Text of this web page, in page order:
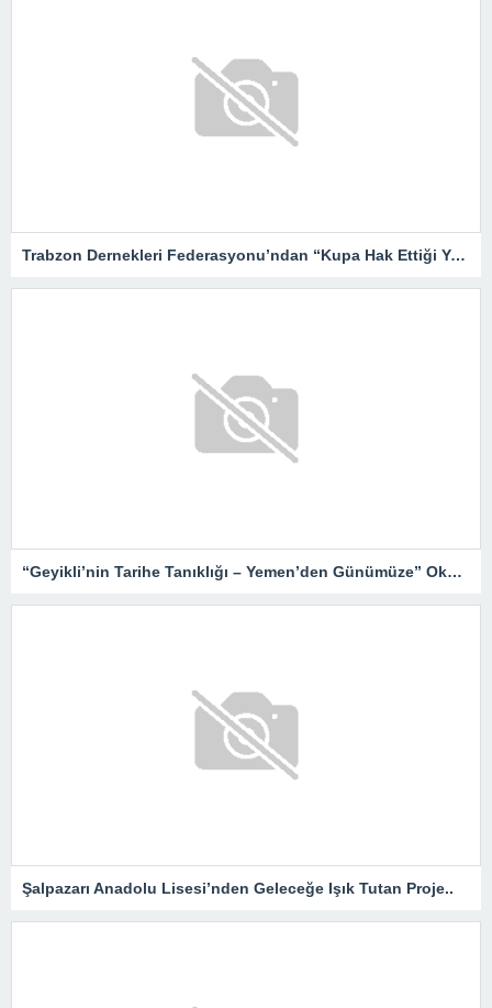
Trabzon Dernekleri Federasyonu’ndan “Kupa Hak Ettiği Yere Verilsin”
“Geyikli’nin Tarihe Tanıklığı – Yemen’den Günümüze” Okurlarıyla Buluşuyor…
Şalpazarı Anadolu Lisesi’nden Geleceğe Işık Tutan Proje..